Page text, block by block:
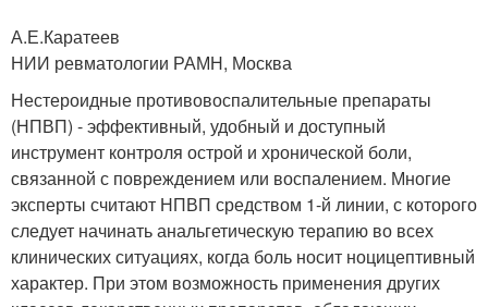
А.Е.Каратеев
НИИ ревматологии РАМН, Москва
Нестероидные противовоспалительные препараты
(НПВП) - эффективный, удобный и доступный
инструмент контроля острой и хронической боли,
связанной с повреждением или воспалением. Многие
эксперты считают НПВП средством 1-й линии, с которого
следует начинать анальгетическую терапию во всех
клинических ситуациях, когда боль носит ноцицептивный
характер. При этом возможность применения других